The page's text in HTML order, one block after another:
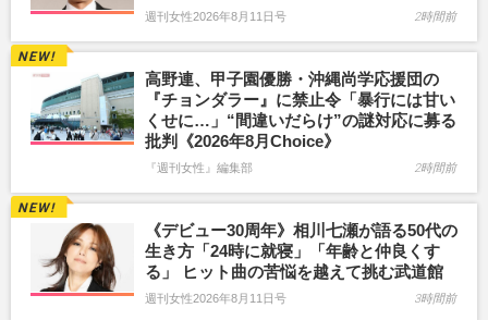
週刊女性2026年8月11日号 2時間前
高野連、甲子園優勝・沖縄尚学応援団の
『チョンダラー』に禁止令「暴行には甘い
くせに…」“間違いだらけ”の謎対応に募る
批判《2026年8月Choice》
『週刊女性』編集部 2時間前
《デビュー30周年》相川七瀬が語る50代の
生き方「24時に就寝」「年齢と仲良くす
る」 ヒット曲の苦悩を越えて挑む武道館
週刊女性2026年8月11日号 3時間前